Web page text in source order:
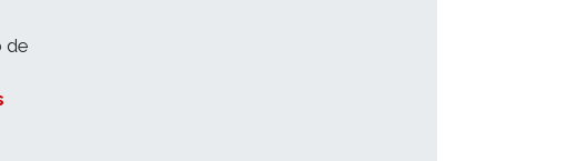
de